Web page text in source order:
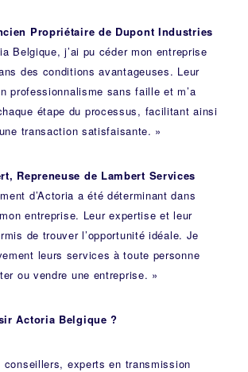
Propriétaire de Dupont Industries
Belgique, j’ai pu céder mon entreprise
des conditions avantageuses. Leur
professionnalisme sans faille et m’a
étape du processus, facilitant ainsi
transaction satisfaisante. »
Repreneuse de Lambert Services
d’Actoria a été déterminant dans
entreprise. Leur expertise et leur
de trouver l’opportunité idéale. Je
leurs services à toute personne
ou vendre une entreprise. »
Actoria Belgique ?
conseillers, experts en transmission